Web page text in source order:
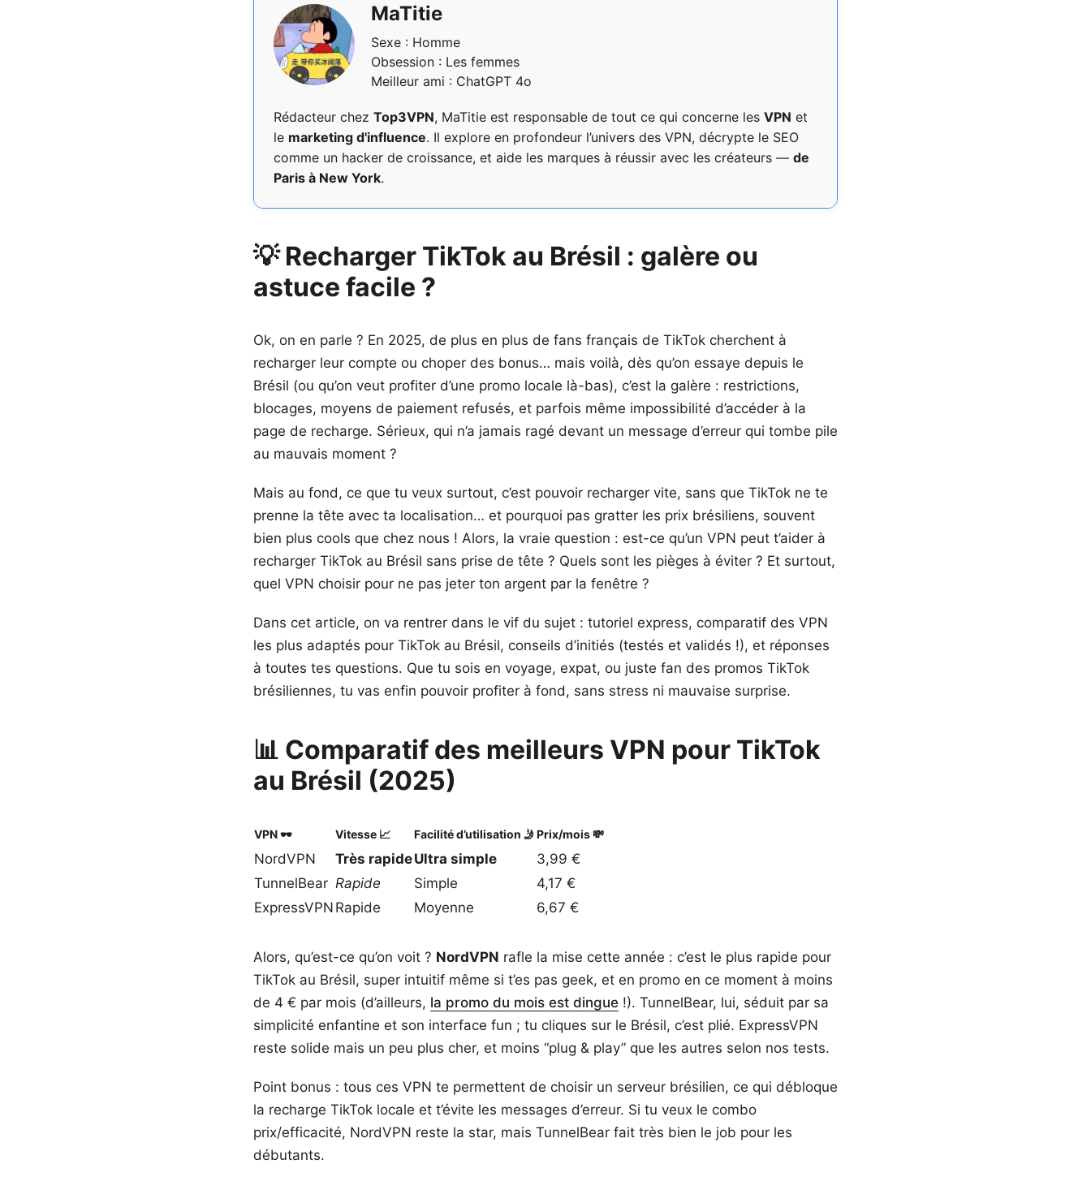
MaTitie
Sexe : Homme
Obsession : Les femmes
Meilleur ami : ChatGPT 4o
Rédacteur chez Top3VPN, MaTitie est responsable de tout ce qui concerne les VPN et
le marketing d'influence. Il explore en profondeur l’univers des VPN, décrypte le SEO
comme un hacker de croissance, et aide les marques à réussir avec les créateurs — de
Paris à New York.
💡 Recharger TikTok au Brésil : galère ou
astuce facile ?
Ok, on en parle ? En 2025, de plus en plus de fans français de TikTok cherchent à
recharger leur compte ou choper des bonus… mais voilà, dès qu’on essaye depuis le
Brésil (ou qu’on veut profiter d’une promo locale là-bas), c’est la galère : restrictions,
blocages, moyens de paiement refusés, et parfois même impossibilité d’accéder à la
page de recharge. Sérieux, qui n’a jamais ragé devant un message d’erreur qui tombe pile
au mauvais moment ?
Mais au fond, ce que tu veux surtout, c’est pouvoir recharger vite, sans que TikTok ne te
prenne la tête avec ta localisation… et pourquoi pas gratter les prix brésiliens, souvent
bien plus cools que chez nous ! Alors, la vraie question : est-ce qu’un VPN peut t’aider à
recharger TikTok au Brésil sans prise de tête ? Quels sont les pièges à éviter ? Et surtout,
quel VPN choisir pour ne pas jeter ton argent par la fenêtre ?
Dans cet article, on va rentrer dans le vif du sujet : tutoriel express, comparatif des VPN
les plus adaptés pour TikTok au Brésil, conseils d’initiés (testés et validés !), et réponses
à toutes tes questions. Que tu sois en voyage, expat, ou juste fan des promos TikTok
brésiliennes, tu vas enfin pouvoir profiter à fond, sans stress ni mauvaise surprise.
📊 Comparatif des meilleurs VPN pour TikTok
au Brésil (2025)
VPN 🕶️ Vitesse 📈 Facilité d’utilisation 🤳 Prix/mois 💸
NordVPN Très rapideUltra simple
3,99 €
TunnelBear Rapide Simple
4,17 €
ExpressVPN Rapide Moyenne 6,67 €
Alors, qu’est-ce qu’on voit ? NordVPN rafle la mise cette année : c’est le plus rapide pour
TikTok au Brésil, super intuitif même si t’es pas geek, et en promo en ce moment à moins
de 4 € par mois (d’ailleurs, la promo du mois est dingue !). TunnelBear, lui, séduit par sa
simplicité enfantine et son interface fun ; tu cliques sur le Brésil, c’est plié. ExpressVPN
reste solide mais un peu plus cher, et moins “plug & play” que les autres selon nos tests.
Point bonus : tous ces VPN te permettent de choisir un serveur brésilien, ce qui débloque
la recharge TikTok locale et t’évite les messages d’erreur. Si tu veux le combo
prix/efficacité, NordVPN reste la star, mais TunnelBear fait très bien le job pour les
débutants.